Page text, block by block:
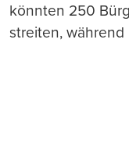
könnten 250
streiten, während